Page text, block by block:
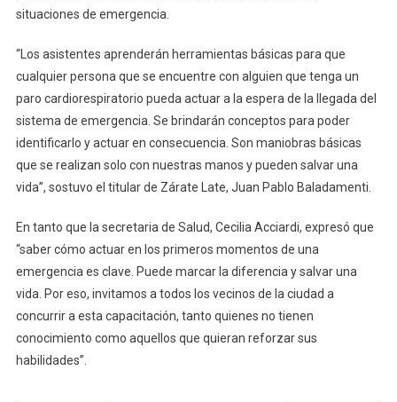
situaciones de emergencia.
“Los asistentes aprenderán herramientas básicas para que
cualquier persona que se encuentre con alguien que tenga un
paro cardiorespiratorio pueda actuar a la espera de la llegada del
sistema de emergencia. Se brindarán conceptos para poder
identificarlo y actuar en consecuencia. Son maniobras básicas
que se realizan solo con nuestras manos y pueden salvar una
vida”, sostuvo el titular de Zárate Late, Juan Pablo Baladamenti.
En tanto que la secretaria de Salud, Cecilia Acciardi, expresó que
“saber cómo actuar en los primeros momentos de una
emergencia es clave. Puede marcar la diferencia y salvar una
vida. Por eso, invitamos a todos los vecinos de la ciudad a
concurrir a esta capacitación, tanto quienes no tienen
conocimiento como aquellos que quieran reforzar sus
habilidades”.